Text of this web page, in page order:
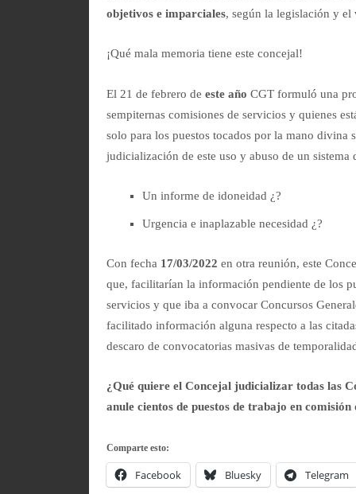
objetivos e imparciales, según la legislación y el
¡Qué mala memoria tiene este concejal!
El 21 de febrero de este añoCGT formuló una
sempiternas comisiones de servicios y quienes
solo para los puestos tocados por la mano divina
judicialización de este uso y abuso de un sistema
Un informe de idoneidad ¿?
Urgencia e inaplazable necesidad ¿?
Con fecha 17/03/2022en otra reunión, este
que, facilitarían la información pendiente de los
servicios y que iba a convocar Concursos
facilitado información alguna respecto a las
descaro de convocatorias masivas de
¿Qué quiere el Concejal judicializar todas las
anule cientos de puestos de trabajo en
Comparte esto:
Facebook Bluesky Telegram